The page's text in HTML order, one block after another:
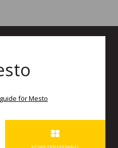
för Mesto